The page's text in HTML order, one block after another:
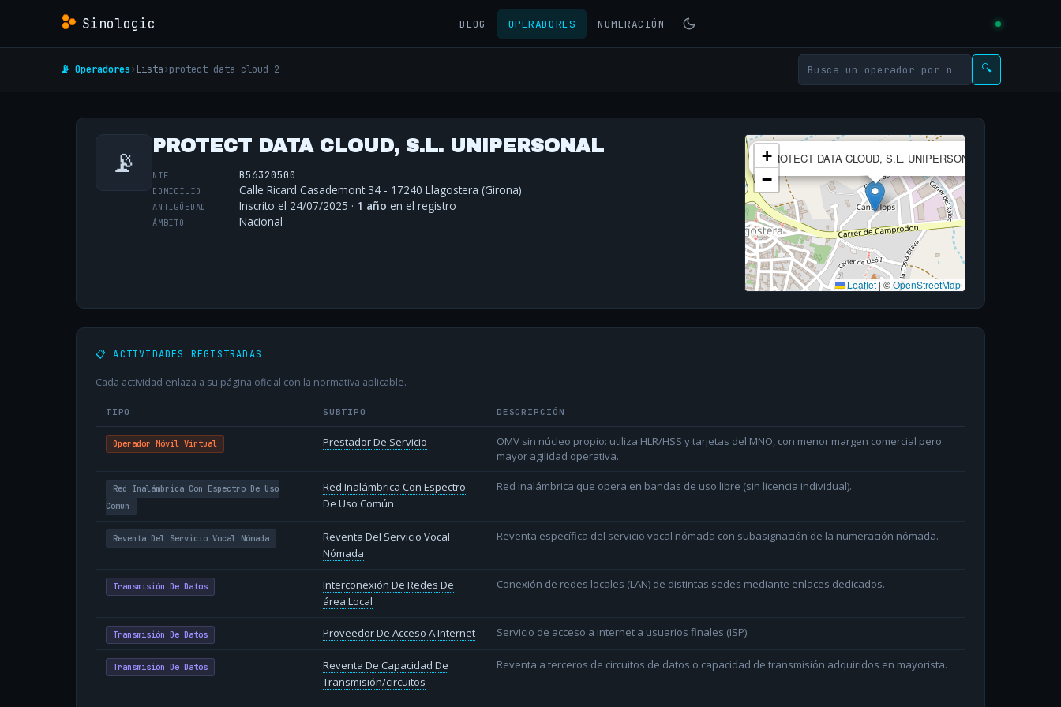
Sinologic BLOG OPERADORES NUMERACIÓN
📡 Operadores› Lista›protect-data-cloud-2 🔍
📡 PROTECT DATA CLOUD, S.L. UNIPERSONAL
NIF B56320500
DOMICILIO Calle Ricard Casademont 34 - 17240 Llagostera (Girona)
ANTIGÜEDAD Inscrito el 24/07/2025 · 1 año en el registro
ÁMBITO Nacional
PROTECT DATA CLOUD, S.L. UNIPERSONAL
+
−
Leaflet | ©OpenStreetMap
📋 ACTIVIDADES REGISTRADAS
Cada actividad enlaza a su página oficial con la normativa aplicable.
TIPO SUBTIPO DESCRIPCIÓN
Operador Móvil Virtual Prestador De Servicio
OMV sin núcleo propio: utiliza HLR/HSS y tarjetas del MNO, con menor margen comercial pero
mayor agilidad operativa.
Red Inalámbrica Con Espectro De Uso
Común
Red Inalámbrica Con Espectro
De Uso Común
Red inalámbrica que opera en bandas de uso libre (sin licencia individual).
Reventa Del Servicio Vocal Nómada
Reventa Del Servicio Vocal
Nómada
Reventa específica del servicio vocal nómada con subasignación de la numeración nómada.
Transmisión De Datos
Interconexión De Redes De
área Local
Conexión de redes locales (LAN) de distintas sedes mediante enlaces dedicados.
Transmisión De Datos Proveedor De Acceso A Internet Servicio de acceso a internet a usuarios finales (ISP).
Transmisión De Datos
Reventa De Capacidad De
Transmisión/circuitos
Reventa a terceros de circuitos de datos o capacidad de transmisión adquiridos en mayorista.